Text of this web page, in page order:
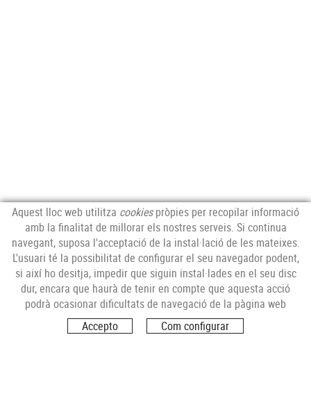
Aquest lloc web utilitza cookiespròpies per recopilar informació
amb la finalitat de millorar els nostres serveis. Si continua
navegant, suposa l'acceptació de la instal·lació de les mateixes.
L'usuari té la possibilitat de configurar el seu navegador podent,
si així ho desitja, impedir que siguin instal·lades en el seu disc
dur, encara que haurà de tenir en compte que aquesta acció
podrà ocasionar dificultats de navegació de la pàgina web
Accepto
Com configurar